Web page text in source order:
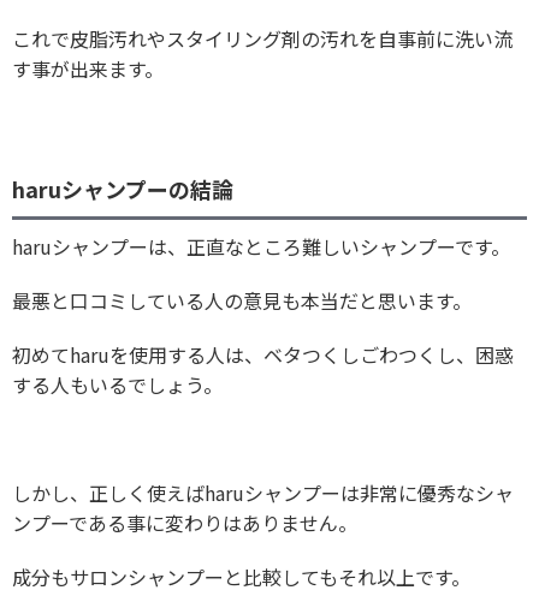
これで皮脂汚れやスタイリング剤の汚れを自事前に洗い流
す事が出来ます。
haruシャンプーの結論
haruシャンプーは、正直なところ難しいシャンプーです。
最悪と口コミしている人の意見も本当だと思います。
初めてharuを使用する人は、ベタつくしごわつくし、困惑
する人もいるでしょう。
しかし、正しく使えばharuシャンプーは非常に優秀なシャ
ンプーである事に変わりはありません。
成分もサロンシャンプーと比較してもそれ以上です。